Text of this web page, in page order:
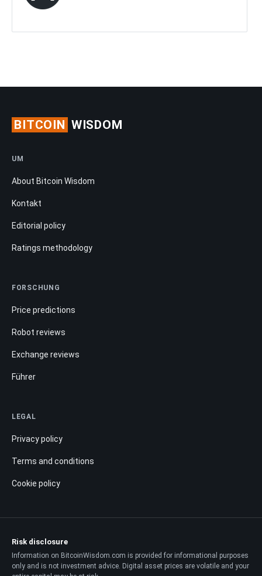
BITCOIN WISDOM
UM
About Bitcoin Wisdom
Kontakt
Editorial policy
Ratings methodology
FORSCHUNG
Price predictions
Robot reviews
Exchange reviews
Führer
LEGAL
Privacy policy
Terms and conditions
Cookie policy
Risk disclosure
Information on BitcoinWisdom.com is provided for informational purposes
only and is not investment advice. Digital asset prices are volatile and your